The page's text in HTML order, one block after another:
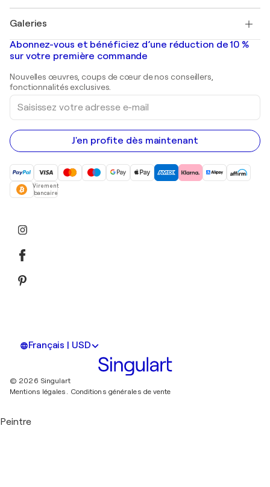
Banksy
Mr. Brainwash
Shepard Fairey
Tableaux abstraits à vendre
Peintures de paysage
Estampes
Peintures acryliques
Galeries
Galeries d'art en France
Galeries d'art en Belgique
Abonnez-vous et bénéficiez d’une réduction de 10 %
sur votre première commande
Nouvelles œuvres, coups de cœur de nos conseillers,
fonctionnalités exclusives.
Saisissez
votre
adresse
e-
mail
J'en profite dès maintenant
Virement
bancaire
Français | USD
© 2026 Singulart
Mentions légales. Conditions générales de vente
Peintre